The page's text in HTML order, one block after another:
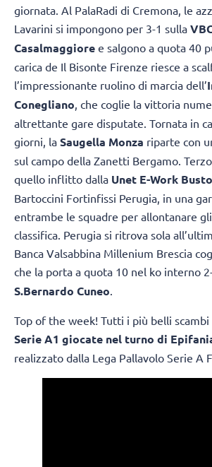
giornata. Al PalaRadi di Cremona, le
Lavarini si impongono per 3-1 sulla
Casalmaggiore e salgono a quota 40
carica de Il Bisonte Firenze riesce a
l’impressionante ruolino di marcia dell’
Conegliano, che coglie la vittoria
altrettante gare disputate. Tornata in
giorni, la Saugella Monza riparte con
sul campo della Zanetti Bergamo.
quello inflitto dalla Unet E-Work
Bartoccini Fortinfissi Perugia, in una
entrambe le squadre per allontanare
classifica. Perugia si ritrova sola
Banca Valsabbina Millenium Brescia
che la porta a quota 10 nel ko interno
S.Bernardo Cuneo.
Top of the week! Tutti i più belli
Serie A1 giocate nel turno di
realizzato dalla Lega Pallavolo Serie A